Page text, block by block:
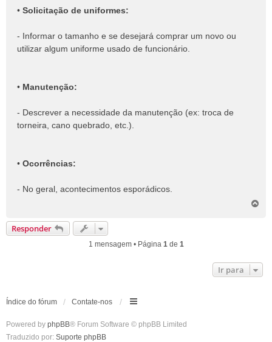
• Solicitação de uniformes:
- Informar o tamanho e se desejará comprar um novo ou
utilizar algum uniforme usado de funcionário.
• Manutenção:
- Descrever a necessidade da manutenção (ex: troca de
torneira, cano quebrado, etc.).
• Ocorrências:
- No geral, acontecimentos esporádicos.
a
Responder
1 mensagem • Página 1de 1
Ir para
Índice do fórum Contate-nos
Powered by phpBB® Forum Software © phpBB Limited
Traduzido por: Suporte phpBB